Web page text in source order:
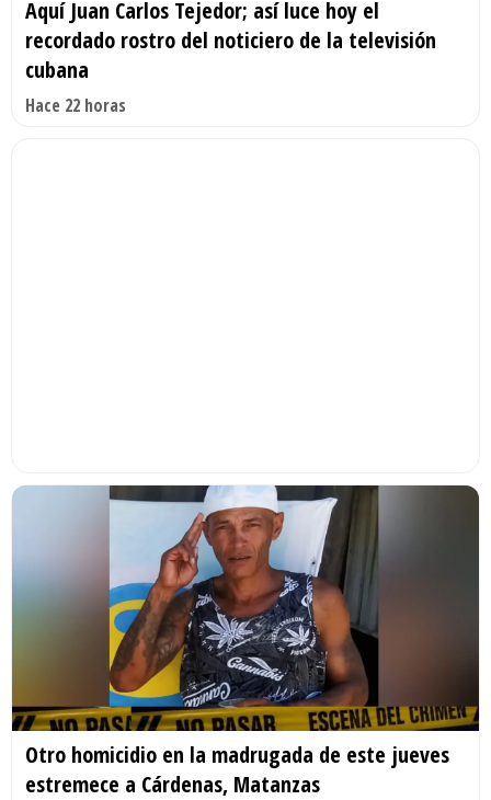
Aquí Juan Carlos Tejedor; así luce hoy el
recordado rostro del noticiero de la televisión
cubana
Hace 22 horas
Otro homicidio en la madrugada de este jueves
estremece a Cárdenas, Matanzas